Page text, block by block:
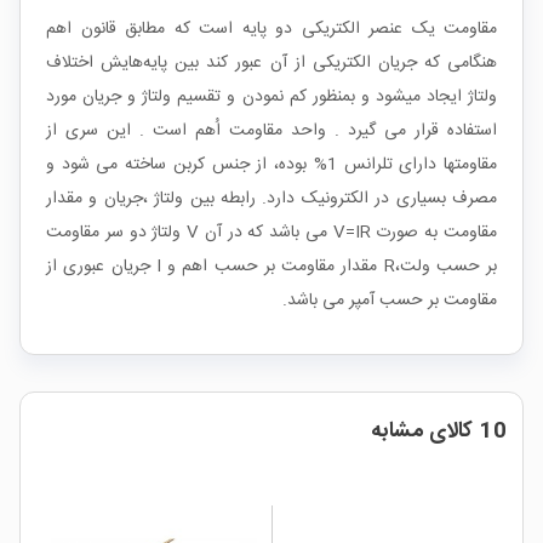
مقاومت یک عنصر الکتریکی دو پایه است که مطابق قانون اهم
هنگامی که جریان الکتریکی از آن عبور کند بین پایه‌هایش اختلاف
ولتاژ ایجاد میشود و بمنظور کم نمودن و تقسیم ولتاژ و جریان مورد
استفاده قرار می گیرد . واحد مقاومت اُهم است . این سری از
مقاومتها دارای تلرانس 1% بوده، از جنس کربن ساخته می شود و
مصرف بسیاری در الکترونیک دارد. رابطه بین ولتاژ ،جریان و مقدار
مقاومت به صورت V=IR می باشد که در آن V ولتاژ دو سر مقاومت
بر حسب ولت،R مقدار مقاومت بر حسب اهم و I جریان عبوری از
مقاومت بر حسب آمپر می باشد.
10 کالای مشابه